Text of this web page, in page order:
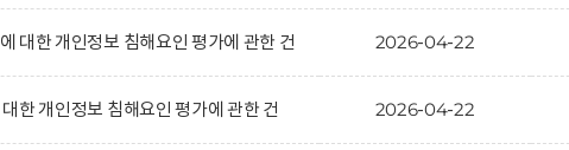
대한 개인정보 침해요인 평가에 관한 건 2026-04-22
한 개인정보 침해요인 평가에 관한 건 2026-04-22